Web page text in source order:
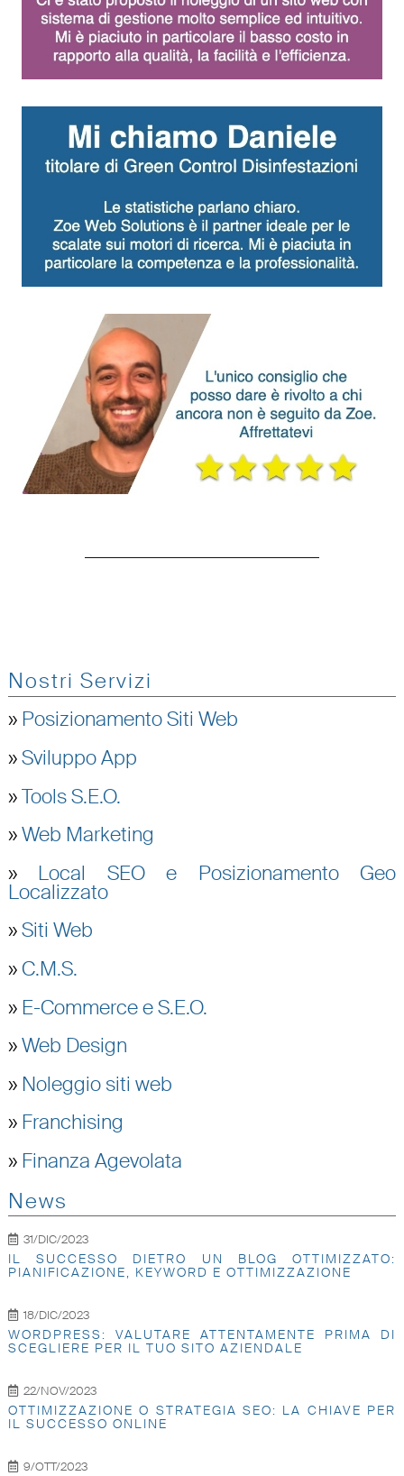
Nostri Servizi
» Posizionamento Siti Web
»Sviluppo App
»Tools S.E.O.
»Web Marketing
» Local SEO e Posizionamento Geo
Localizzato
»Siti Web
» C.M.S.
» E-Commerce e S.E.O.
»Web Design
» Noleggio siti web
» Franchising
» Finanza Agevolata
News
31/DIC/2023
IL SUCCESSO DIETRO UN BLOG OTTIMIZZATO:
PIANIFICAZIONE, KEYWORD E OTTIMIZZAZIONE
18/DIC/2023
WORDPRESS: VALUTARE ATTENTAMENTE PRIMA DI
SCEGLIERE PER IL TUO SITO AZIENDALE
22/NOV/2023
OTTIMIZZAZIONE O STRATEGIA SEO: LA CHIAVE PER
IL SUCCESSO ONLINE
9/OTT/2023